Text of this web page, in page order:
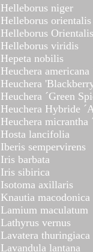
Helleborus niger
Helleborus orientalis
Helleborus
Helleborus viridis
Hepeta nobilis
Heuchera americana
Heuchera
Heuchera ´Green
Heuchera Hybride
Heuchera micrantha
Hosta lancifolia
Iberis sempervirens
Iris barbata
Iris sibirica
Isotoma axillaris
Knautia macodonica
Lamium maculatum
Lathyrus vernus
Lavatera thuringiaca
Lavandula lantana